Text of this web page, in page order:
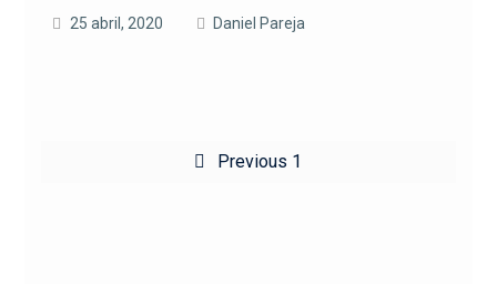
25 abril, 2020 Daniel Pareja
Previous Previous
1